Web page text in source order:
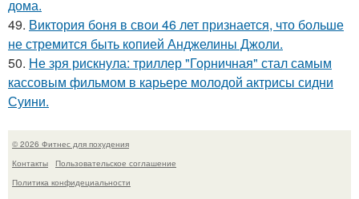
дома.
49. Виктория боня в свои 46 лет признается, что больше
не стремится быть копией Анджелины Джоли.
50. Не зря рискнула: триллер "Горничная" стал самым
кассовым фильмом в карьере молодой актрисы сидни
Суини.
© 2026 Фитнес для похудения
Контакты
Пользовательское соглашение
Политика конфидециальности